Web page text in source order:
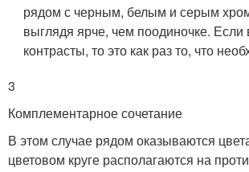
рядом с черным, белым и серым
выглядя ярче, чем поодиночке. Если
контрасты, то это как раз то, что
3
Комплементарное сочетание
В этом случае рядом оказываются
цветовом круге располагаются на